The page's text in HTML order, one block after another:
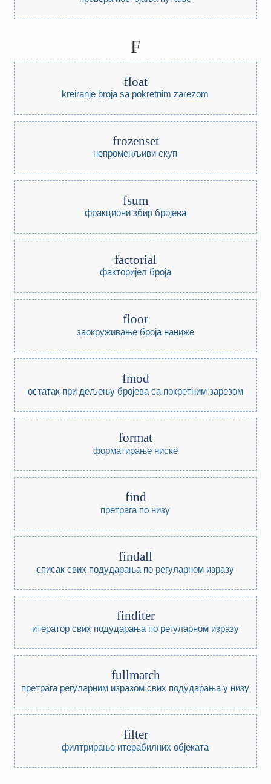
F
float
kreiranje broja sa pokretnim zarezom
frozenset
непроменљиви скуп
fsum
фракциони збир бројева
factorial
факторијел броја
floor
заокруживање броја наниже
fmod
остатак при дељењу бројева са покретним зарезом
format
форматирање ниске
find
претрага по низу
findall
списак свих подударања по регуларном изразу
finditer
итератор свих подударања по регуларном изразу
fullmatch
претрага регуларним изразом свих подударања у низу
filter
филтрирање итерабилних објеката